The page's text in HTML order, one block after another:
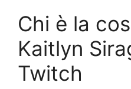
Chi è la
Kaitlyn
Twitch